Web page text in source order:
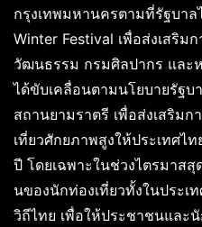
กรุงเทพมหานครตามที่รัฐบาล
Winter Festival เพื่อส่งเสริม
วัฒนธรรม กรมศิลปากร และ
ได้ขับเคลื่อนตามนโยบายรัฐบ
สถานยามราตรี เพื่อส่งเสริมก
เที่ยวศักยภาพสูงให้ประเทศไ
ปี โดยเฉพาะในช่วงไตรมาส
นของนักท่องเที่ยวทั้งในประเ
วิถีไทย เพื่อให้ประชาชนและ